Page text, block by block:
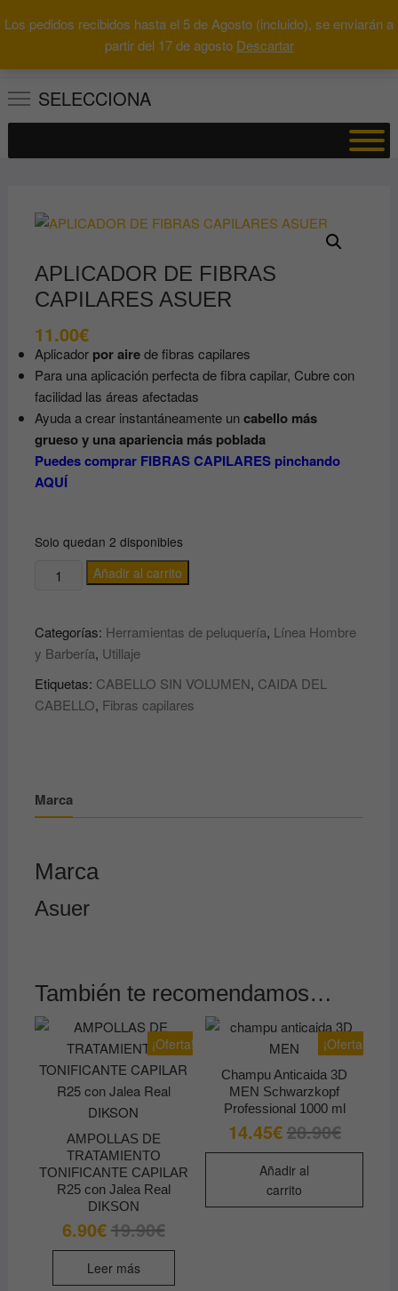
Los pedidos recibidos hasta el 5 de Agosto (incluido), se enviarán a
partir del 17 de agosto Descartar
al
Buscar
0 Total
SELECCIONA
APLICADOR DE FIBRAS
CAPILARES ASUER
11.00€
Aplicadorpor airede fibras capilares
Para una aplicación perfecta de fibra capilar, Cubre con
facilidad las áreas afectadas
Ayuda a crear instantáneamente uncabello más
grueso y una apariencia más poblada
Puedes comprar FIBRAS CAPILARES pinchando
AQUÍ
Solo quedan 2 disponibles
APLICADOR
CAPILARES
ASUER
cantidad
Añadir al carrito
Categorías: Herramientas de peluquería, Línea Hombre
y Barbería, Utillaje
Etiquetas: CABELLO SIN VOLUMEN, CAIDA DEL
CABELLO, Fibras capilares
Marca
Marca
Asuer
También te recomendamos…
¡Oferta!
AMPOLLAS DE
TRATAMIENTO
TONIFICANTE CAPILAR
R25 con Jalea Real
DIKSON
19.90€El
precio
original
19.90€.
6.90€ El
precio
actual
6.90€.
Leer más
¡Oferta!
Champu Anticaida 3D
MEN Schwarzkopf
Professional 1000 ml
28.90€El
precio
original
14.45€ El
precio
actual
Añadir al
carrito